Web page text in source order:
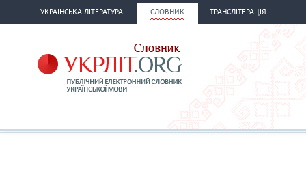
УКРАЇНСЬКА ЛІТЕРАТУРА СЛОВНИК ТРАНСЛІТЕРАЦІЯ